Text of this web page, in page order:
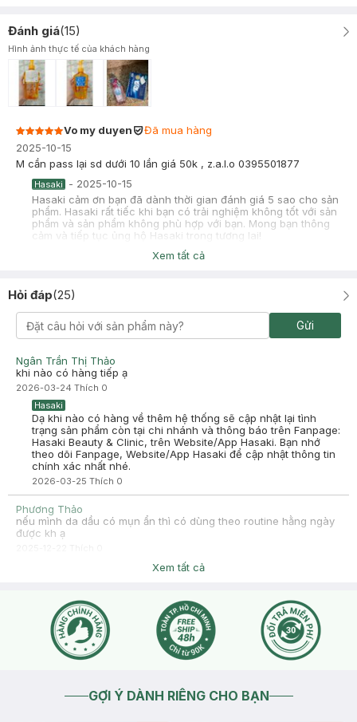
Đánh giá(15)
Hình ảnh thực tế của khách hàng
Vo my duyen
Đã mua hàng
2025-10-15
M cần pass lại sd dưới 10 lần giá 50k , z.a.l.o 0395501877
Hasaki - 2025-10-15
Hasaki cảm ơn bạn đã dành thời gian đánh giá 5 sao cho sản
phẩm. Hasaki rất tiếc khi bạn có trải nghiệm không tốt với sản
phẩm và sản phẩm không phù hợp với bạn. Mong bạn thông
cảm và tiếp tục ủng hộ Hasaki trong tương lai!
Đã mua hàng
ok
Xem tất cả
Hỏi đáp(25)
Gửi
Ngân Trần Thị Thảo
khi nào có hàng tiếp ạ
2026-03-24 Thích 0
Hasaki
Dạ khi nào có hàng về thêm hệ thống sẽ cập nhật lại tình
trạng sản phẩm còn tại chi nhánh và thông báo trên Fanpage:
Hasaki Beauty & Clinic, trên Website/App Hasaki. Bạn nhớ
theo dõi Fanpage, Website/App Hasaki để cập nhật thông tin
chính xác nhất nhé.
2026-03-25 Thích 0
Phương Thảo
nếu mình da dầu có mụn ẩn thì có dùng theo routine hằng ngày
được kh ạ
2025-12-22Thích
Xem tất cả
GỢI Ý DÀNH RIÊNG CHO BẠN